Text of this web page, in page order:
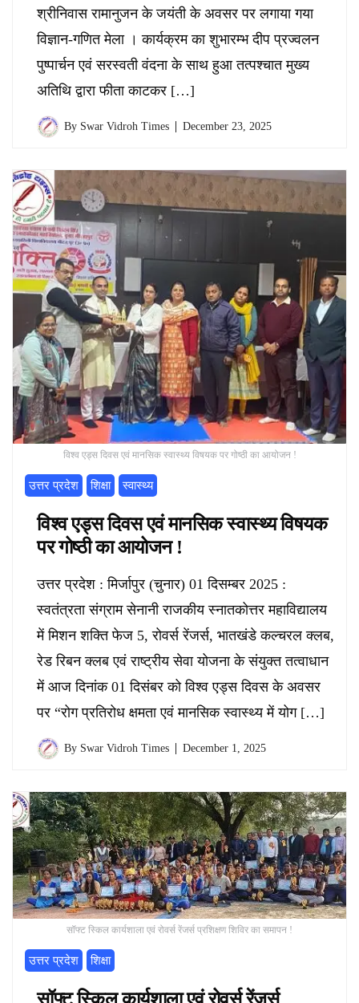
श्रीनिवास रामानुजन के जयंती के अवसर पर लगाया गया
विज्ञान-गणित मेला । कार्यक्रम का शुभारम्भ दीप प्रज्वलन
पुष्पार्चन एवं सरस्वती वंदना के साथ हुआ तत्पश्चात मुख्य
अतिथि द्वारा फीता काटकर […]
By Swar Vidroh Times December 23, 2025
विश्व एड्स दिवस एवं मानसिक स्वास्थ्य विषयक पर गोष्ठी का आयोजन !
उत्तर प्रदेश शिक्षा स्वास्थ्य
विश्व एड्स दिवस एवं मानसिक स्वास्थ्य विषयक
पर गोष्ठी का आयोजन !
उत्तर प्रदेश : मिर्जापुर (चुनार) 01 दिसम्बर 2025 :
स्वतंत्रता संग्राम सेनानी राजकीय स्नातकोत्तर महाविद्यालय
में मिशन शक्ति फेज 5, रोवर्स रेंजर्स, भातखंडे कल्चरल क्लब,
रेड रिबन क्लब एवं राष्ट्रीय सेवा योजना के संयुक्त तत्वाधान
में आज दिनांक 01 दिसंबर को विश्व एड्स दिवस के अवसर
पर “रोग प्रतिरोध क्षमता एवं मानसिक स्वास्थ्य में योग […]
By Swar Vidroh Times December 1, 2025
सॉफ्ट स्किल कार्यशाला एवं रोवर्स रेंजर्स प्रशिक्षण शिविर का समापन !
उत्तर प्रदेश शिक्षा
सॉफ्ट स्किल कार्यशाला एवं रोवर्स रेंजर्स